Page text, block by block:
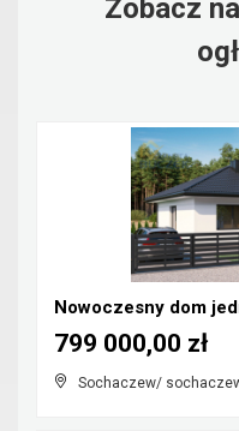
Zobacz
Sochaczew/
799 000,00 zł